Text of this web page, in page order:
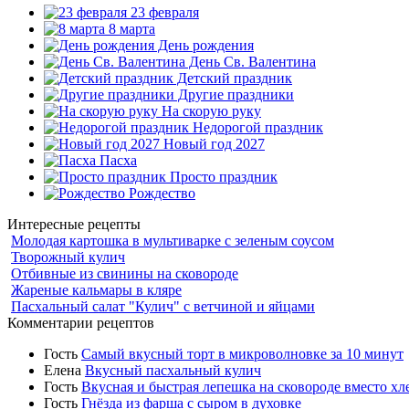
23 февраля
8 марта
День рождения
День Св. Валентина
Детский праздник
Другие праздники
На скорую руку
Недорогой праздник
Новый год 2027
Пасха
Просто праздник
Рождество
Интересные рецепты
Молодая картошка в мультиварке с зеленым соусом
Творожный кулич
Отбивные из свинины на сковороде
Жареные кальмары в кляре
Пасхальный салат "Кулич" с ветчиной и яйцами
Комментарии рецептов
Гость Самый вкусный торт в микроволновке за 10 минут
Елена Вкусный пасхальный кулич
Гость Вкусная и быстрая лепешка на сковороде вместо
Гость Гнёзда из фарша с сыром в духовке